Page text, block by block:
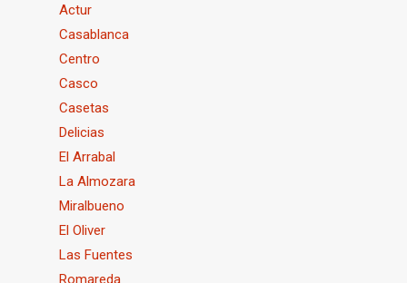
Actur
Casablanca
Centro
Casco
Casetas
Delicias
El Arrabal
La Almozara
Miralbueno
El Oliver
Las Fuentes
Romareda